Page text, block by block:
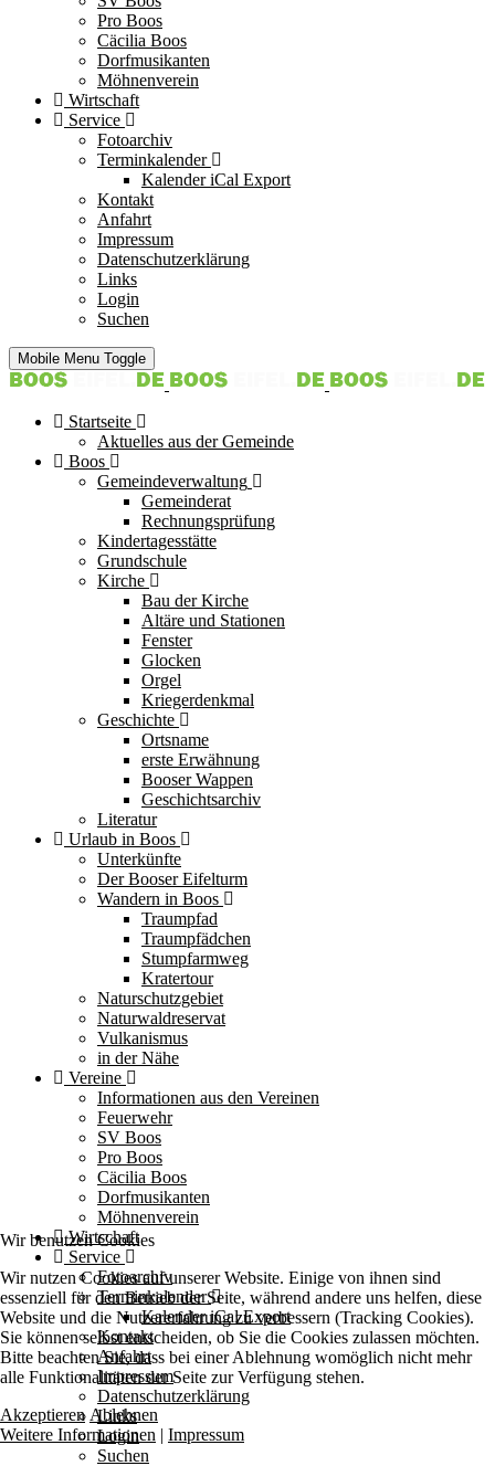
Pro Boos
Cäcilia Boos
Dorfmusikanten
Möhnenverein
Wirtschaft
Service
Fotoarchiv
Terminkalender
Kalender iCal Export
Kontakt
Anfahrt
Impressum
Datenschutzerklärung
Links
Login
Suchen
Mobile Menu Toggle
Startseite
Aktuelles aus der Gemeinde
Boos
Gemeindeverwaltung
Gemeinderat
Rechnungsprüfung
Kindertagesstätte
Grundschule
Kirche
Bau der Kirche
Altäre und Stationen
Fenster
Glocken
Orgel
Kriegerdenkmal
Geschichte
Ortsname
erste Erwähnung
Booser Wappen
Geschichtsarchiv
Literatur
Urlaub in Boos
Unterkünfte
Der Booser Eifelturm
Wandern in Boos
Traumpfad
Traumpfädchen
Stumpfarmweg
Kratertour
Naturschutzgebiet
Naturwaldreservat
Vulkanismus
in der Nähe
Vereine
Informationen aus den Vereinen
Feuerwehr
SV Boos
Pro Boos
Cäcilia Boos
Dorfmusikanten
Möhnenverein
Wirtschaft
Service
Fotoarchiv
Terminkalender
Kalender iCal Export
Kontakt
Anfahrt
Impressum
Datenschutzerklärung
Links
Login
Suchen
Wir benutzen Cookies
Wir nutzen Cookies auf unserer Website. Einige von ihnen sind
essenziell für den Betrieb der Seite, während andere uns helfen, diese
Website und die Nutzererfahrung zu verbessern (Tracking Cookies).
Sie können selbst entscheiden, ob Sie die Cookies zulassen möchten.
Bitte beachten Sie, dass bei einer Ablehnung womöglich nicht mehr
alle Funktionalitäten der Seite zur Verfügung stehen.
Akzeptieren Ablehnen
Weitere Informationen | Impressum